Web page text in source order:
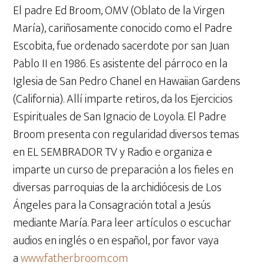
El padre Ed Broom, OMV (Oblato de la Virgen
María), cariñosamente conocido como el Padre
Escobita, fue ordenado sacerdote por san Juan
Pablo II en 1986. Es asistente del párroco en la
Iglesia de San Pedro Chanel en Hawaiian Gardens
(California). Allí imparte retiros, da los Ejercicios
Espirituales de San Ignacio de Loyola. El Padre
Broom presenta con regularidad diversos temas
en EL SEMBRADOR TV y Radio e organiza e
imparte un curso de preparación a los fieles en
diversas parroquias de la archidiócesis de Los
Ángeles para la Consagración total a Jesús
mediante María. Para leer artículos o escuchar
audios en inglés o en español, por favor vaya
awww.fatherbroom.com